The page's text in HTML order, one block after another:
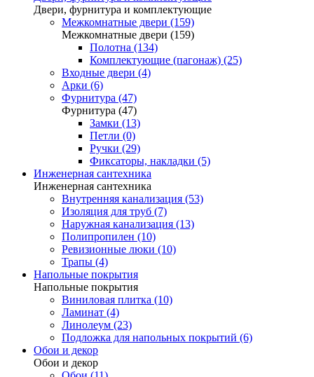
Двери, фурнитура и комплектующие
Межкомнатные двери (159)
Межкомнатные двери (159)
Полотна (134)
Комплектующие (пагонаж) (25)
Входные двери (4)
Арки (6)
Фурнитура (47)
Фурнитура (47)
Замки (13)
Петли (0)
Ручки (29)
Фиксаторы, накладки (5)
Инженерная сантехника
Инженерная сантехника
Внутренняя канализация (53)
Изоляция для труб (7)
Наружная канализация (13)
Полипропилен (10)
Ревизионные люки (10)
Трапы (4)
Напольные покрытия
Напольные покрытия
Виниловая плитка (10)
Ламинат (4)
Линолеум (23)
Подложка для напольных покрытий (6)
Обои и декор
Обои и декор